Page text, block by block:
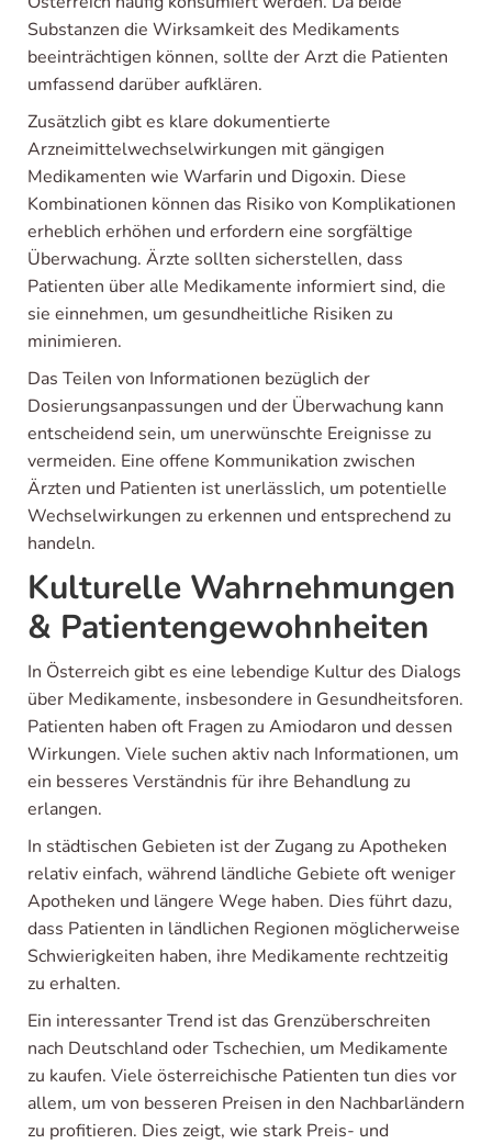
Substanzen die Wirksamkeit des Medikaments
beeinträchtigen können, sollte der Arzt die Patienten
umfassend darüber aufklären.
Zusätzlich gibt es klare dokumentierte
Arzneimittelwechselwirkungen mit gängigen
Medikamenten wie Warfarin und Digoxin. Diese
Kombinationen können das Risiko von Komplikationen
erheblich erhöhen und erfordern eine sorgfältige
Überwachung. Ärzte sollten sicherstellen, dass
Patienten über alle Medikamente informiert sind, die
sie einnehmen, um gesundheitliche Risiken zu
minimieren.
Das Teilen von Informationen bezüglich der
Dosierungsanpassungen und der Überwachung kann
entscheidend sein, um unerwünschte Ereignisse zu
vermeiden. Eine offene Kommunikation zwischen
Ärzten und Patienten ist unerlässlich, um potentielle
Wechselwirkungen zu erkennen und entsprechend zu
handeln.
Kulturelle Wahrnehmungen
& Patientengewohnheiten
In Österreich gibt es eine lebendige Kultur des Dialogs
über Medikamente, insbesondere in Gesundheitsforen.
Patienten haben oft Fragen zu Amiodaron und dessen
Wirkungen. Viele suchen aktiv nach Informationen, um
ein besseres Verständnis für ihre Behandlung zu
erlangen.
In städtischen Gebieten ist der Zugang zu Apotheken
relativ einfach, während ländliche Gebiete oft weniger
Apotheken und längere Wege haben. Dies führt dazu,
dass Patienten in ländlichen Regionen möglicherweise
Schwierigkeiten haben, ihre Medikamente rechtzeitig
zu erhalten.
Ein interessanter Trend ist das Grenzüberschreiten
nach Deutschland oder Tschechien, um Medikamente
zu kaufen. Viele österreichische Patienten tun dies vor
allem, um von besseren Preisen in den Nachbarländern
zu profitieren. Dies zeigt, wie stark Preis- und